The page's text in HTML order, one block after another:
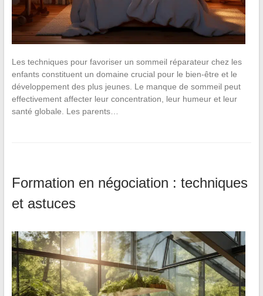
Les techniques pour favoriser un sommeil réparateur chez les
enfants constituent un domaine crucial pour le bien-être et le
développement des plus jeunes. Le manque de sommeil peut
effectivement affecter leur concentration, leur humeur et leur
santé globale. Les parents…
Formation en négociation : techniques
et astuces